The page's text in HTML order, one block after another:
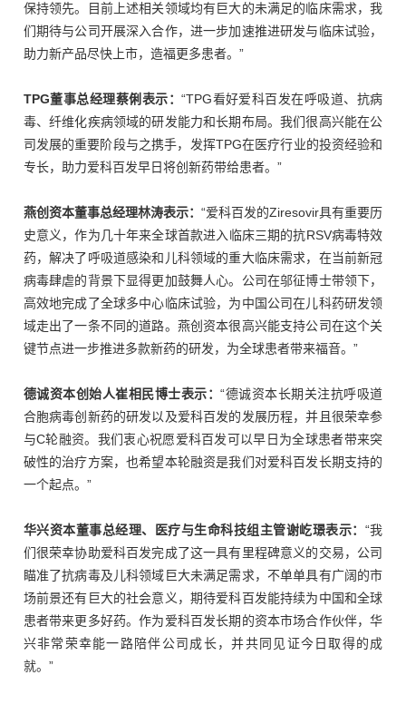
保持领先。目前上述相关领域均有巨大的未满足的临床需求，我
们期待与公司开展深入合作，进一步加速推进研发与临床试验，
助力新产品尽快上市，造福更多患者。”
TPG董事总经理蔡俐 表示：“TPG看好爱科百发在呼吸道、抗病
毒、纤维化疾病领域的研发能力和长期布局。我们很高兴能在公
司发展的重要阶段与之携手，发挥TPG在医疗行业的投资经验和
专长，助力爱科百发早日将创新药带给患者。”
燕创资本董事总经理林涛表示：“爱科百发的Ziresovir具有重要历
史意义，作为几十年来全球首款进入临床三期的抗RSV病毒特效
药，解决了呼吸道感染和儿科领域的重大临床需求，在当前新冠
病毒肆虐的背景下显得更加鼓舞人心。公司在邬征博士带领下，
高效地完成了全球多中心临床试验，为中国公司在儿科药研发领
域走出了一条不同的道路。燕创资本很高兴能支持公司在这个关
键节点进一步推进多款新药的研发，为全球患者带来福音。”
德诚资本创始人崔相民博士表示：“德诚资本长期关注抗呼吸道
合胞病毒创新药的研发以及爱科百发的发展历程，并且很荣幸参
与C轮融资。我们衷心祝愿爱科百发可以早日为全球患者带来突
破性的治疗方案，也希望本轮融资是我们对爱科百发长期支持的
一个起点。”
华兴资本董事总经理、医疗与生命科技组主管谢屹璟表示： “我
们很荣幸协助爱科百发完成了这一具有里程碑意义的交易，公司
瞄准了抗病毒及儿科领域巨大未满足需求，不单单具有广阔的市
场前景还有巨大的社会意义，期待爱科百发能持续为中国和全球
患者带来更多好药。作为爱科百发长期的资本市场合作伙伴，华
兴非常荣幸能一路陪伴公司成长，并共同见证今日取得的成
就。”